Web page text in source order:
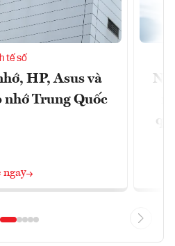
tế số
HP, Asus và
nhớ Trung Quốc
ngay